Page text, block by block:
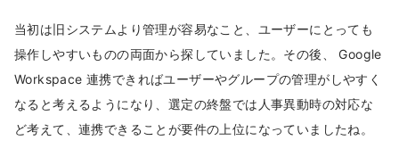
当初は旧システムより管理が容易なこと、ユーザーにとっても
操作しやすいものの両面から探していました。その後、 Google
Workspace 連携できればユーザーやグループの管理がしやすく
なると考えるようになり、選定の終盤では人事異動時の対応な
ど考えて、連携できることが要件の上位になっていましたね。